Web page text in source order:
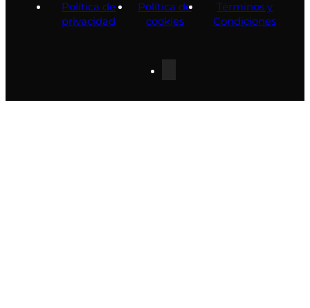
Política de
privacidad
Política de
cookies
Términos y
Condiciones